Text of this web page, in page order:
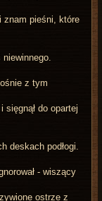
znam pieśni, które
z tym
sięgnął do opartej
deskach podłogi.
- wiszący
ostrze z